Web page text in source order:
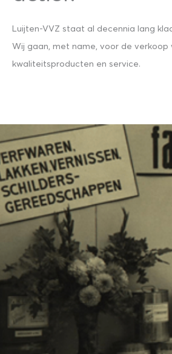
Luijten-VVZ staat al decennia lang
Wij gaan, met name, voor de verkoop
kwaliteitsproducten en service.